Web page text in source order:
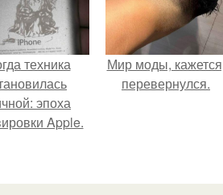
техника
эпоха
Apple.
Мир моды,
перевернулся.